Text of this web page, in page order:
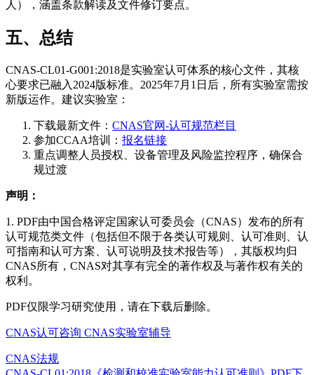
人），涵盖条款解读及文件修订要点。
五、总结
CNAS-CL01-G001:2018是实验室认可体系的核心文件，其核
心要求已融入2024版标准。2025年7月1日后，所有实验室需按
新版运作。建议实验室：
下载最新文件： CNAS官网-认可规范栏目
参加CCAA培训： 报名链接
重点调整人员授权、设备管理及风险监控程序，确保合
规过渡
声明：
1. PDF由中国合格评定国家认可委员会（CNAS）发布的所有
认可规范类文件（包括但不限于各类认可规则、认可准则、认
可指南和认可方案、认可说明及技术报告等），其版权均归
CNAS所有，CNAS对其享有完全的著作权及与著作权有关的
权利。
PDF仅限学习研究使用，请在下载后删除。
CNAS认可咨询 CNAS实验室辅导
CNAS法规